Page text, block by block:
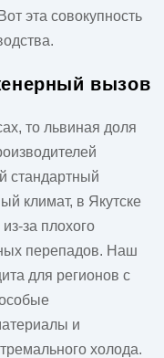
эта совокупность
вызов
то львиная доля
стандартный
климат, в Якутске
за плохого
перепадов. Наш
для регионов с
и
холода.